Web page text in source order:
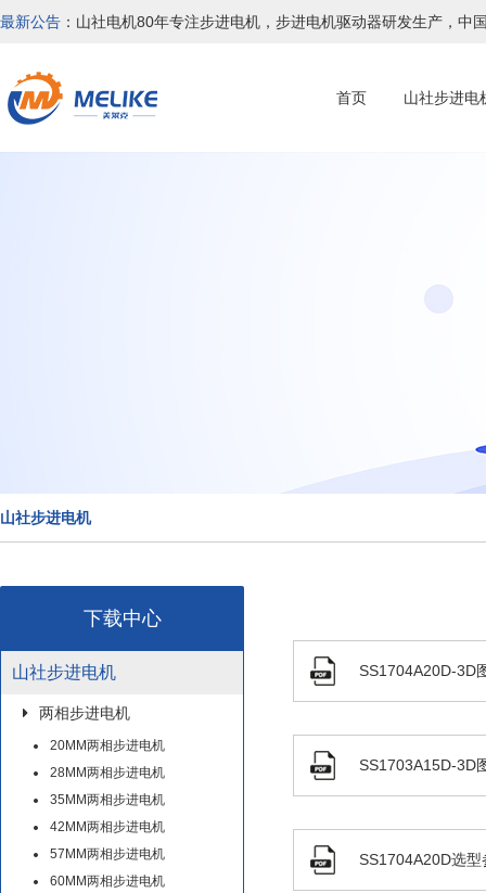
最新公告 ：山社电机80年专注步进电机，步进电机驱动器研发生产，中
首页 山社步进电
山社步进电机
下载中心
山社步进电机
两相步进电机
20MM两相步进电机
28MM两相步进电机
35MM两相步进电机
42MM两相步进电机
57MM两相步进电机
60MM两相步进电机
SS1704A20D-3D
SS1703A15D-3D
SS1704A20D选型